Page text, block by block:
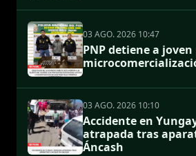
03 AGO. 2026 10:47
PNP detiene a
03 AGO. 2026 10:10
Accidente en
atrapada tras
Áncash